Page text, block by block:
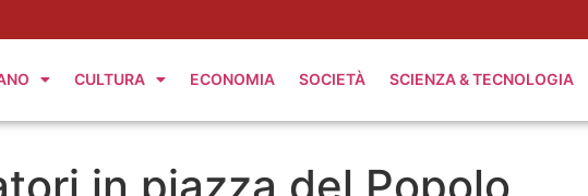
CULTURA ECONOMIA SOCIETÀ SCIENZA & TECNOLOGIA
in piazza del Popolo